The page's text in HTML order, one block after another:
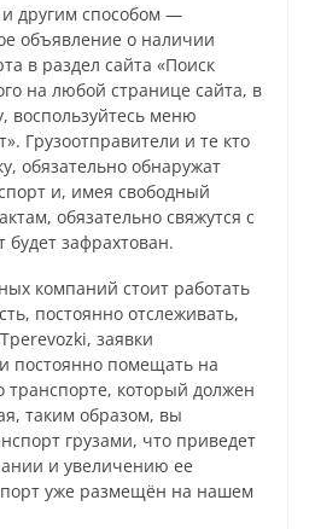
другим способом —
объявление о наличии
в раздел сайта «Поиск
на любой странице сайта, в
воспользуйтесь меню
Грузоотправители и те кто
обязательно обнаружат
и, имея свободный
обязательно свяжутся с
зафрахтован.
компаний стоит работать
постоянно отслеживать,
заявки
постоянно помещать на
который должен
таким образом, вы
грузами, что приведет
и увеличению ее
уже размещён на нашем